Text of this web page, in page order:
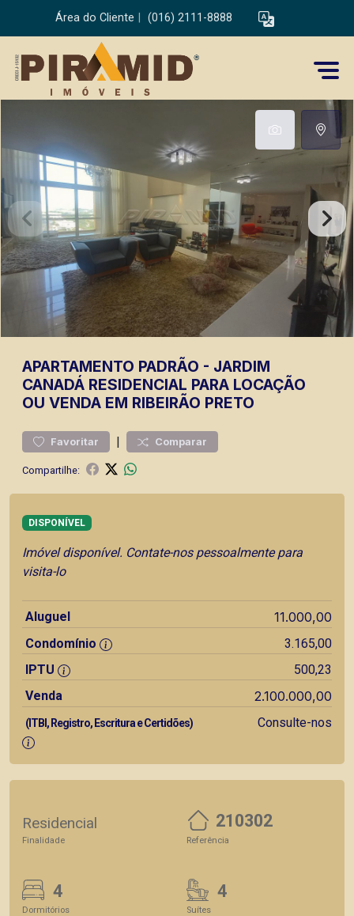
Área do Cliente (016) 2111-8888
APARTAMENTO PADRÃO - JARDIM
CANADÁ RESIDENCIAL PARA LOCAÇÃO
OU VENDA EM RIBEIRÃO PRETO
Favoritar | Comparar
Compartilhe:
DISPONÍVEL
Imóvel disponível. Contate-nos pessoalmente para
visita-lo
Aluguel 11.000,00
Condomínio
3.165,00
IPTU
500,23
Venda
2.100.000,00
(ITBI, Registro, Escritura e Certidões) Consulte-nos
Residencial
Finalidade
210302
Referência
4
Dormitórios
4
Suítes